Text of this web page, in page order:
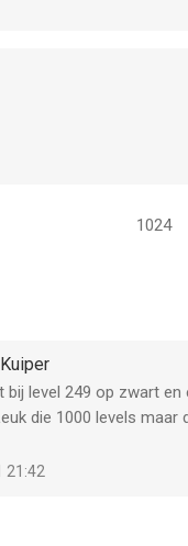
1024
bij level 249 op zwart en
die 1000 levels maar
21:42